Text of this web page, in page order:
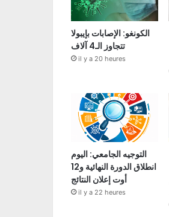
الكونغو: الإصابات بإيبولا
تتجاوز الـ4 آلاف
il y a 20 heures
التوجيه الجامعي: اليوم
انطلاق الدورة النهائية و12
أوت إعلان النتائج
il y a 22 heures